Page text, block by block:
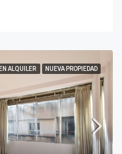
EN ALQUILER NUEVA PROPIEDAD